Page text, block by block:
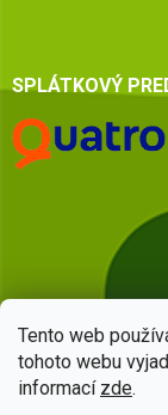
Tento web
tohoto webu
informací zde.
SPLÁTKOVÝ